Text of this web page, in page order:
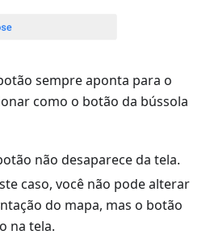
sempre aponta para o
como o botão da bússola
não desaparece da tela.
caso, você não pode alterar
do mapa, mas o botão
na tela.